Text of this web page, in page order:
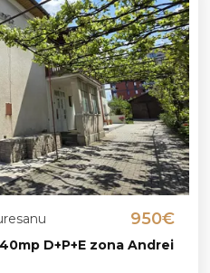
D+P+E zona Andrei
950€